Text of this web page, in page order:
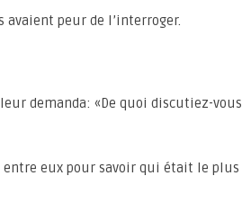
avaient peur de l’interroger.
demanda: «De quoi discutiez-vous
eux pour savoir qui était le plus